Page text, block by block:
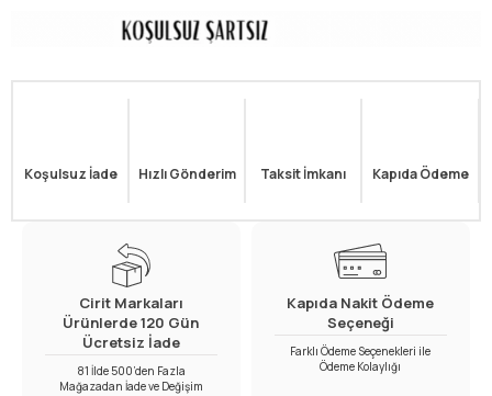
Koşulsuz İade Hızlı Gönderim Taksit İmkanı Kapıda Ödeme
Cirit Markaları
Ürünlerde 120 Gün
Ücretsiz İade
81 İlde 500’den Fazla
Mağazadan İade ve Değişim
Kapıda Nakit Ödeme
Seçeneği
Farklı Ödeme Seçenekleri ile
Ödeme Kolaylığı